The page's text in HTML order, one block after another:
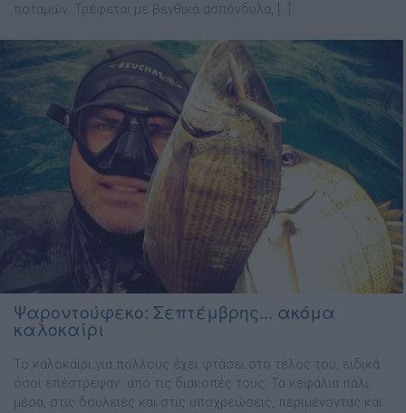
ποταμών. Τρέφεται με βενθικά ασπόνδυλα, […]
Ψαροντούφεκο: Σεπτέμβρης... ακόμα
καλοκαίρι
Το καλοκαίρι για πολλούς έχει φτάσει στο τέλος του, ειδικά
όσοι επέστρεψαν από τις διακοπές τους. Τα κεφάλια πάλι
μέσα, στις δουλειές και στις υποχρεώσεις, περιμένοντας και